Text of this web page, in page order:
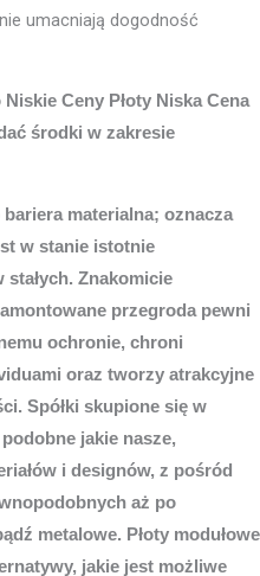
umacniają dogodność
Niskie Ceny Płoty Niska Cena
środki w zakresie
materialna; oznacza
w stanie istotnie
Znakomicie
przegroda pewni
ochronie, chroni
oraz tworzy atrakcyjne
Spółki skupione się w
jakie nasze,
i designów, z pośród
aż po
metalowe. Płoty modułowe
jakie jest możliwe